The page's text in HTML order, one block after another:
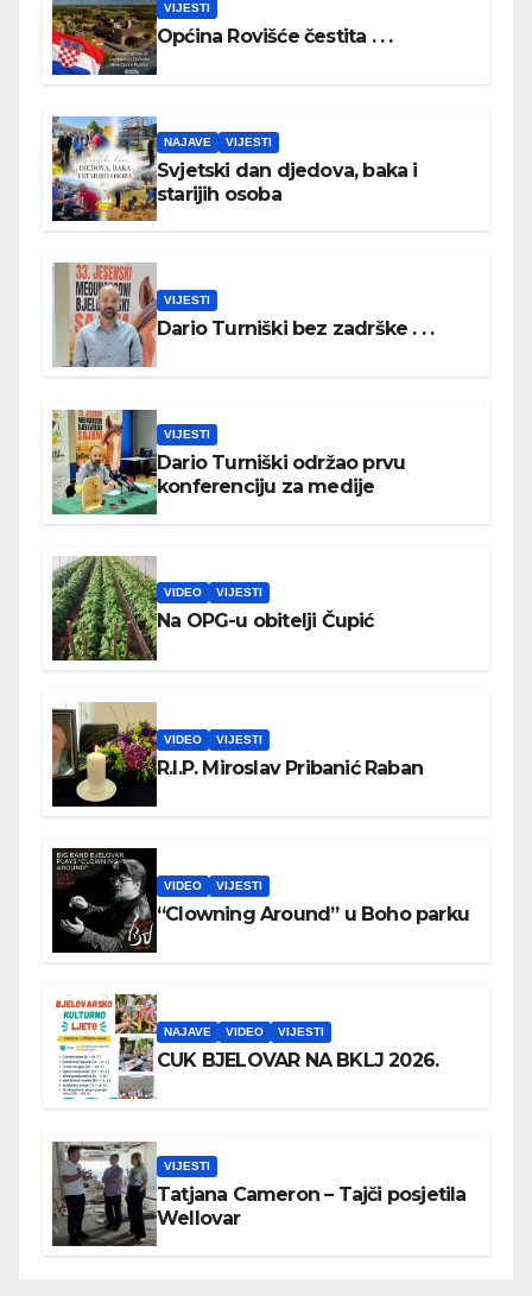
VIJESTI
Općina Rovišće čestita . . .
NAJAVE VIJESTI
Svjetski dan djedova, baka i
starijih osoba
VIJESTI
Dario Turniški bez zadrške . . .
VIJESTI
Dario Turniški održao prvu
konferenciju za medije
VIDEO VIJESTI
Na OPG-u obitelji Čupić
VIDEO VIJESTI
R.I.P. Miroslav Pribanić Raban
VIDEO VIJESTI
“Clowning Around” u Boho parku
NAJAVE VIDEO VIJESTI
CUK BJELOVAR NA BKLJ 2026.
VIJESTI
Tatjana Cameron – Tajči posjetila
Wellovar